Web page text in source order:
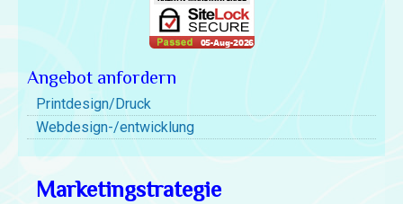
Angebot anfordern
Printdesign/Druck
Webdesign-/entwicklung
Marketingstrategie